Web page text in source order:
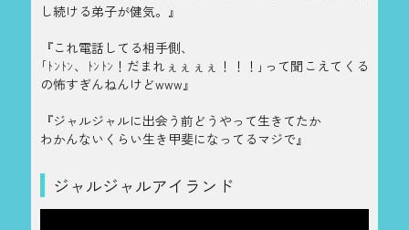
し続ける弟子が健気。』
『これ電話してる相手側、
｢ﾄﾝﾄﾝ、ﾄﾝﾄﾝ！だまれぇぇぇぇ！！！｣って聞こえてくる
の怖すぎんねんけどwww』
『ジャルジャルに出会う前どうやって生きてたか
わかんないくらい生き甲斐になってるマジで』
ジャルジャルアイランド